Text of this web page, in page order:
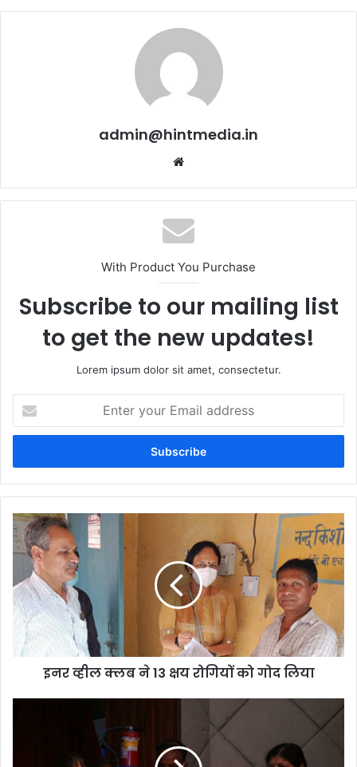
admin@hintmedia.in
With Product You Purchase
Subscribe to our mailing list
to get the new updates!
Lorem ipsum dolor sit amet, consectetur.
your
Email
इनर व्हील क्लब ने 13 क्षय रोगियों को गोद लिया